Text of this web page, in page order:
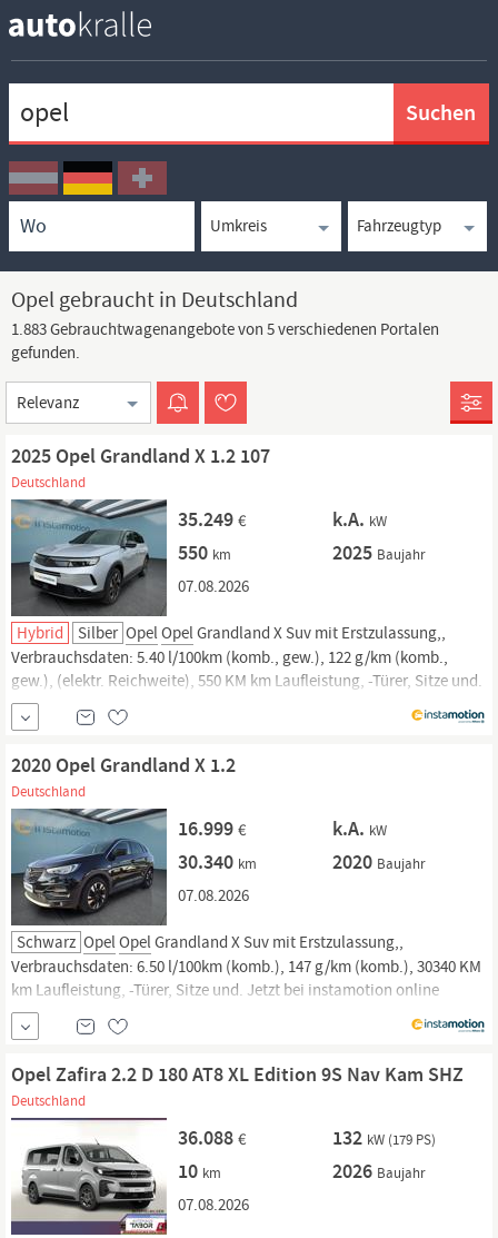
Ortssuche
Umkreissuche
Typsuche
Opel gebraucht in Deutschland
1.883 Gebrauchtwagenangebote von 5 verschiedenen Portalen
gefunden.
Sortierung
2025 Opel Grandland X 1.2 107
Deutschland
35.249 € k.A. kW
550 km 2025 Baujahr
07.08.2026
Hybrid Silber OpelOpelGrandland X Suv mit Erstzulassung,,
Verbrauchsdaten: 5.40 l/100km (komb., gew.), 122 g/km (komb.,
gew.), (elektr. Reichweite), 550 KM km Laufleistung, -Türer, Sitze und.
Jetzt bei instamotion online kaufen oder günstig finanzieren. Nur
geprüfte Fahrzeuge mit Garantie, 14 Tage Rückgaberecht und
2020 Opel Grandland X 1.2
Deutschland
16.999 € k.A. kW
30.340 km 2020 Baujahr
07.08.2026
Schwarz OpelOpelGrandland X Suv mit Erstzulassung,,
Verbrauchsdaten: 6.50 l/100km (komb.), 147 g/km (komb.), 30340 KM
km Laufleistung, -Türer, Sitze und. Jetzt bei instamotion online
kaufen oder günstig finanzieren. Nur geprüfte Fahrzeuge mit
Garantie, 14 Tage Rückgaberecht und Lieferung vor die Haustür. Jetzt
Opel Zafira 2.2 D 180 AT8 XL Edition 9S Nav Kam SHZ
Deutschland
36.088 € 132 kW (179 PS)
10 km 2026 Baujahr
07.08.2026